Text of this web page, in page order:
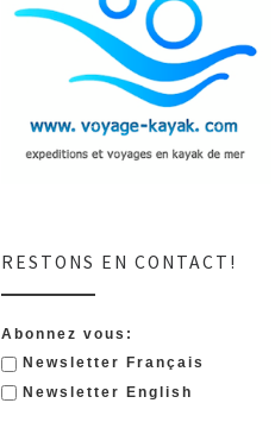
RESTONS EN CONTACT!
Abonnez vous:
Newsletter Français
Newsletter English